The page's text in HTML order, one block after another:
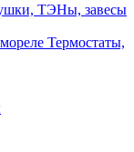
ТЭНы, завесы
Термостаты,